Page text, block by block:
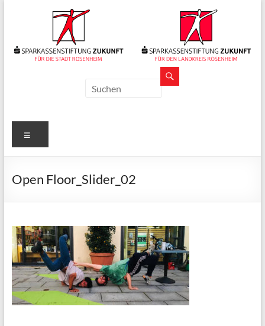
Sparkassenstiftungen
Für
Stadt
und
Rosenheim
Open Floor_Slider_02